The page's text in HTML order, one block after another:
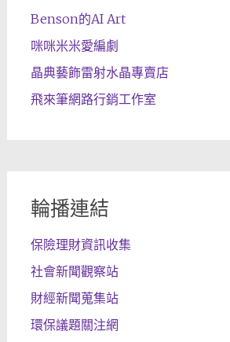
Benson的AI Art
咪咪米米愛編劇
晶典藝飾雷射水晶專賣店
飛來筆網路行銷工作室
輪播連結
保險理財資訊收集
社會新聞觀察站
財經新聞蒐集站
環保議題關注網